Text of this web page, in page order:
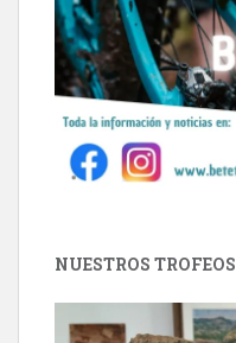
NUESTROS TROFEOS